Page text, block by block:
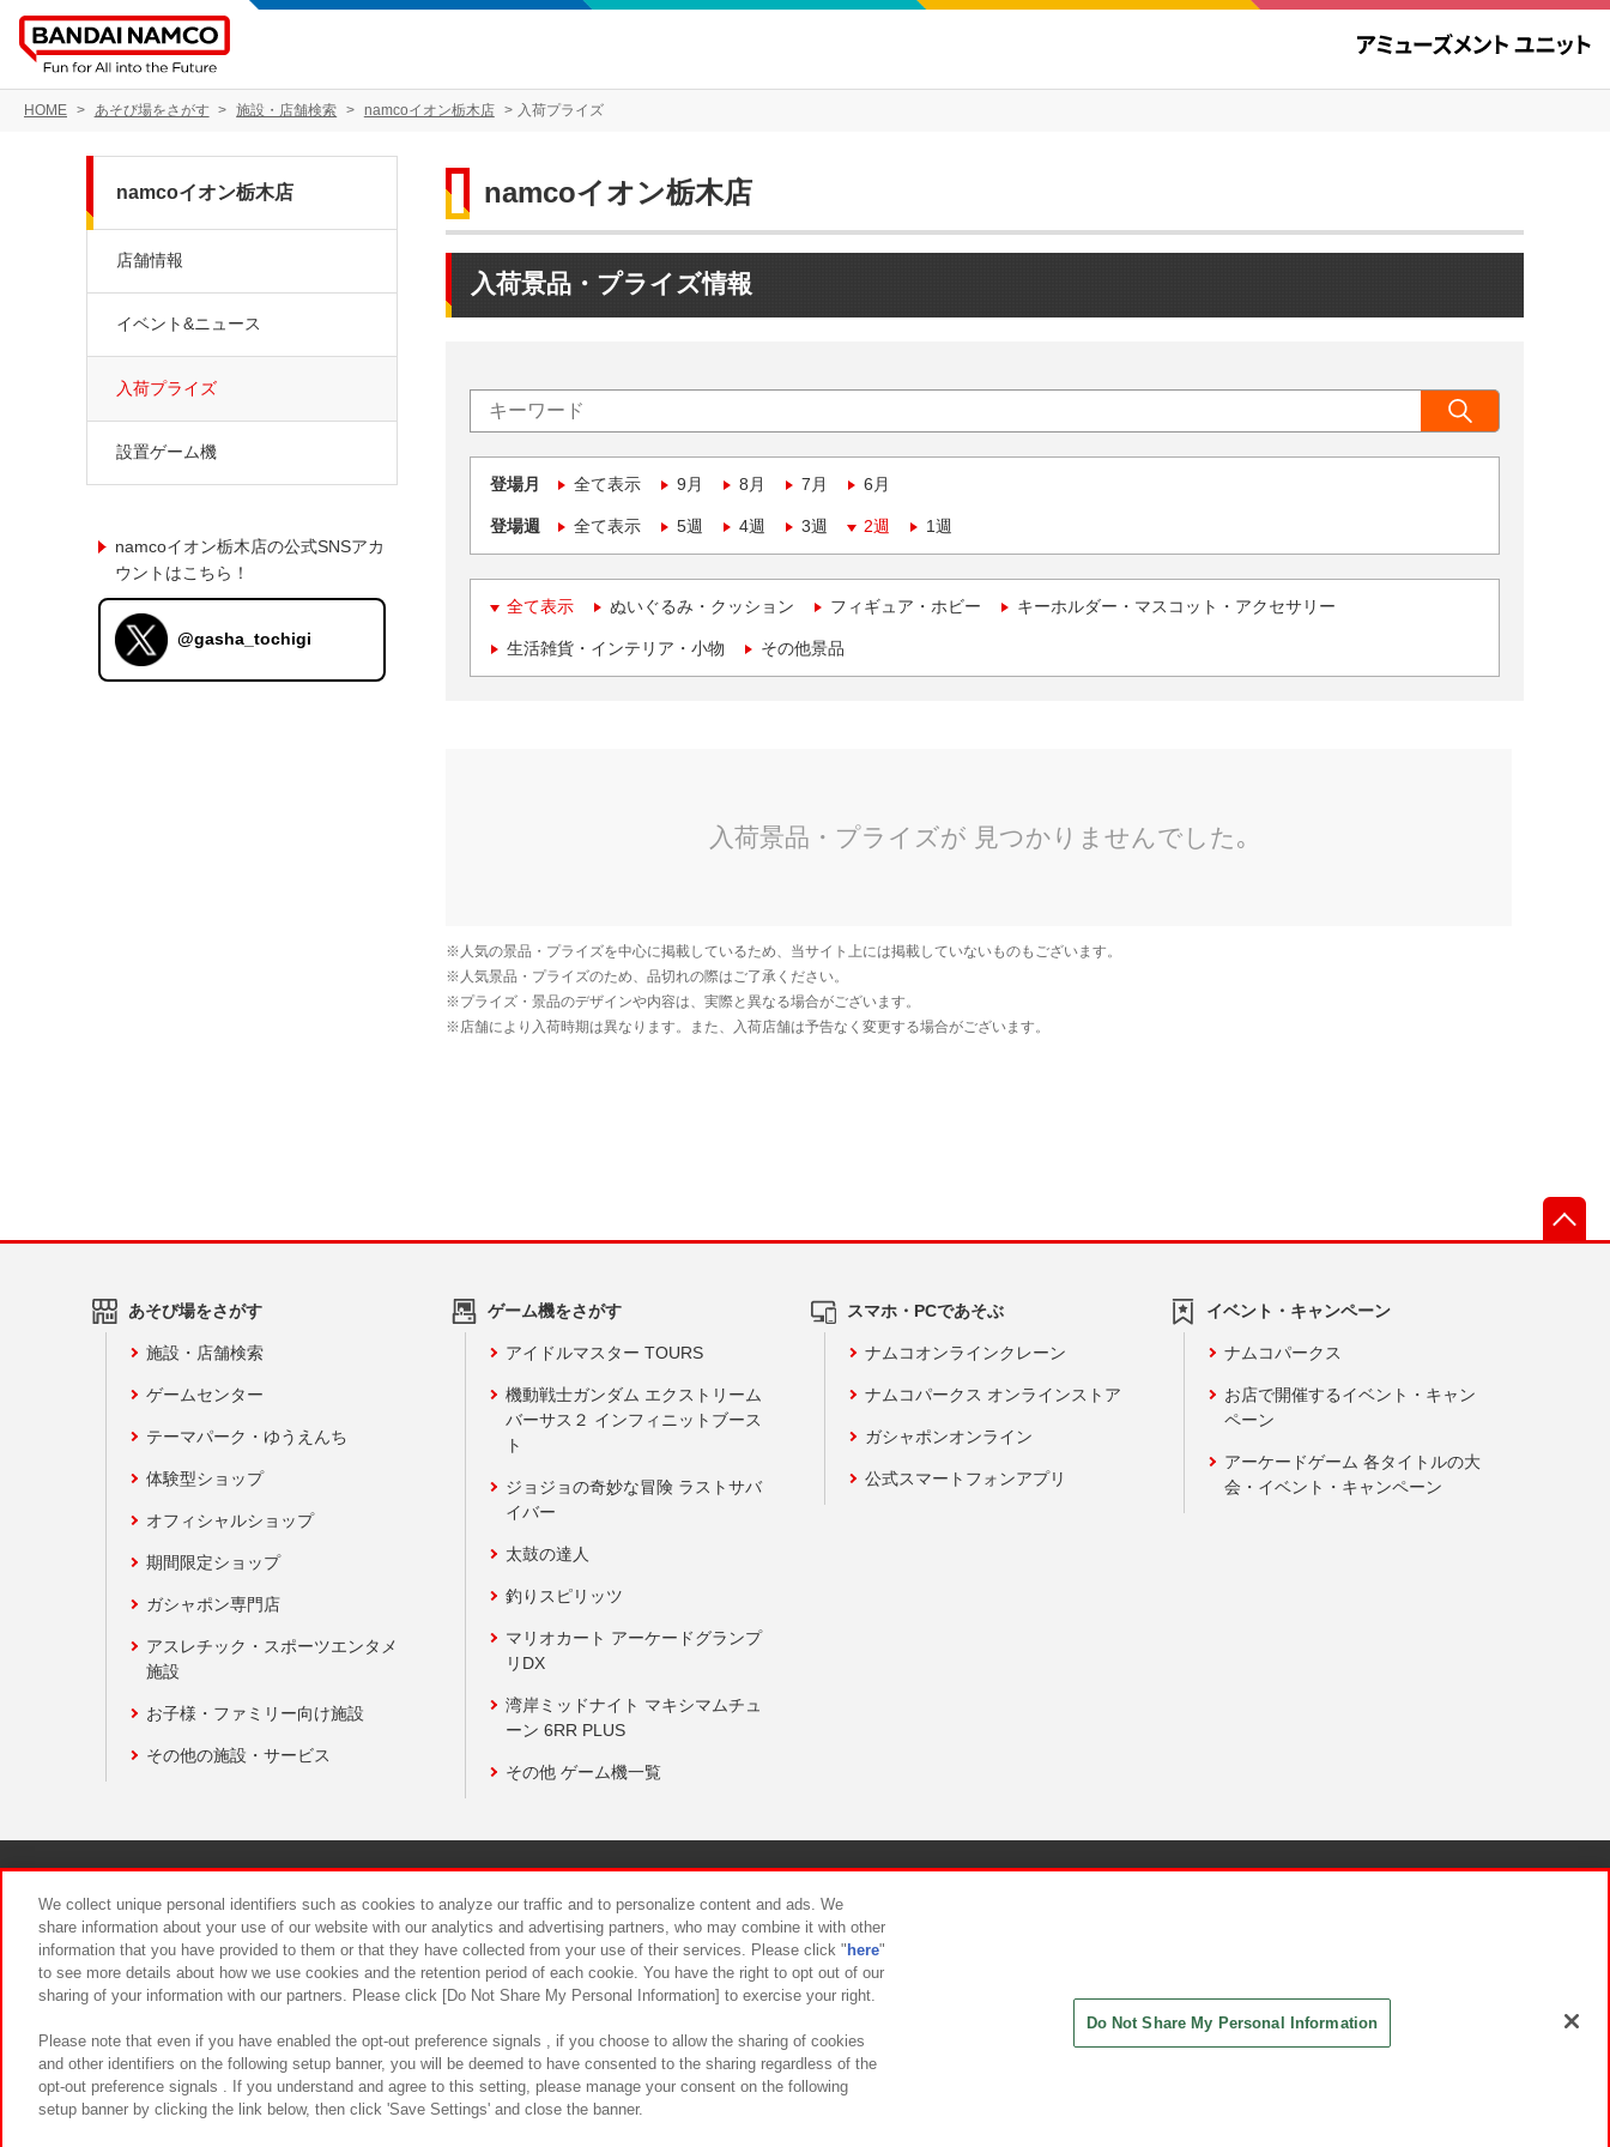
HOME あそび場をさがす 施設・店舗検索 namcoイオン栃木店 入荷プライズ
namcoイオン栃木店
入荷景品・プライズ情報
登場月 全て表示 9月 8月 7月 6月
登場週 全て表示 5週 4週 3週 2週 1週
全て表示 ぬいぐるみ・クッション フィギュア・ホビー キーホルダー・マスコット・アクセサリー
生活雑貨・インテリア・小物 その他景品
namcoイオン栃木店
店舗情報
イベント&ニュース
入荷プライズ
設置ゲーム機
namcoイオン栃木店の公式SNSアカ
ウントはこちら！
@gasha_tochigi
あそび場をさがす
施設・店舗検索
ゲームセンター
テーマパーク・ゆうえんち
体験型ショップ
オフィシャルショップ
期間限定ショップ
ガシャポン専門店
アスレチック・スポーツエンタメ
施設
お子様・ファミリー向け施設
その他の施設・サービス
ゲーム機をさがす
アイドルマスター TOURS
機動戦士ガンダム エクストリーム
バーサス２ インフィニットブース
ト
ジョジョの奇妙な冒険 ラストサバ
イバー
太鼓の達人
釣りスピリッツ
マリオカート アーケードグランプ
リDX
湾岸ミッドナイト マキシマムチュ
ーン 6RR PLUS
その他 ゲーム機一覧
スマホ・PCであそぶ
ナムコオンラインクレーン
ナムコパークス オンラインストア
ガシャポンオンライン
公式スマートフォンアプリ
イベント・キャンペーン
ナムコパークス
お店で開催するイベント・キャン
ペーン
アーケードゲーム 各タイトルの大
会・イベント・キャンペーン
食品のご提供について カスタマーハラスメント対応方針
We collect unique personal identifiers such as cookies to analyze our traffic and to personalize content and ads. We
share information about your use of our website with our analytics and advertising partners, who may combine it with other
information that you have provided to them or that they have collected from your use of their services. Please click " here"
to see more details about how we use cookies and the retention period of each cookie. You have the right to opt out of our
sharing of your information with our partners. Please click [Do Not Share My Personal Information] to exercise your right.
Please note that even if you have enabled the opt-out preference signals , if you choose to allow the sharing of cookies
and other identifiers on the following setup banner, you will be deemed to have consented to the sharing regardless of the
opt-out preference signals . If you understand and agree to this setting, please manage your consent on the following
setup banner by clicking the link below, then click 'Save Settings' and close the banner.
Do Not Share My Personal Information